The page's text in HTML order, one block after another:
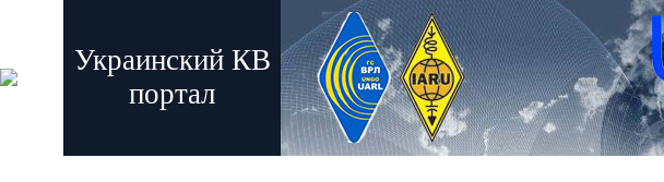
Украинский КВ
портал